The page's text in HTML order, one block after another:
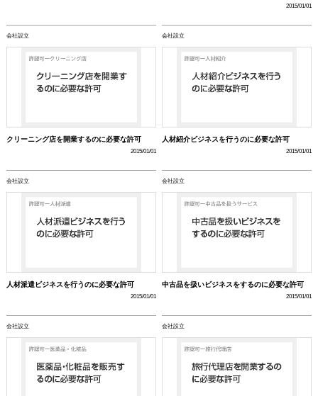
2015/01/01
会社設立
クリーニング店を開業するのに必要な許可
2015/01/01
会社設立
人材紹介ビジネスを行うのに必要な許可
2015/01/01
会社設立
人材派遣ビジネスを行うのに必要な許可
2015/01/01
会社設立
中古品を扱いビジネスをするのに必要な許可
2015/01/01
会社設立 会社設立